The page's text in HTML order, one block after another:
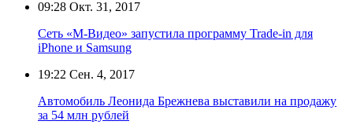
09:28 Окт. 31, 2017
Сеть «М-Видео» запустила программу Trade-in для
iPhone и Samsung
19:22 Сен. 4, 2017
Автомобиль Леонида Брежнева выставили на продажу
за 54 млн рублей